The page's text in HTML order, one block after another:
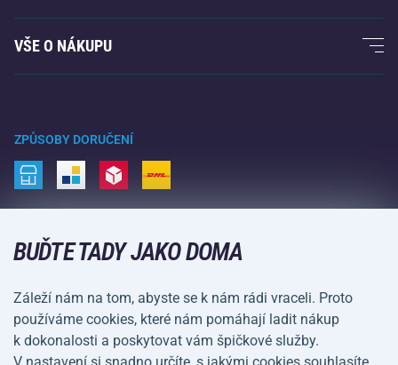
Acra garance
Kontakty
Fitness a posilování
Raketové sporty
Volný čas a zábava
Kemping a turistika
Bojové sporty
Kola a koloběžky
Vodní sporty
Sportovní oblečení a doplňky
VŠE O NÁKUPU
Doprava a platba
ZPŮSOBY DORUČENÍ
BUĎTE TADY JAKO DOMA
Záleží nám na tom, abyste se k nám rádi vraceli. Proto
používáme cookies, které nám pomáhají ladit nákup
k dokonalosti a poskytovat vám špičkové služby.